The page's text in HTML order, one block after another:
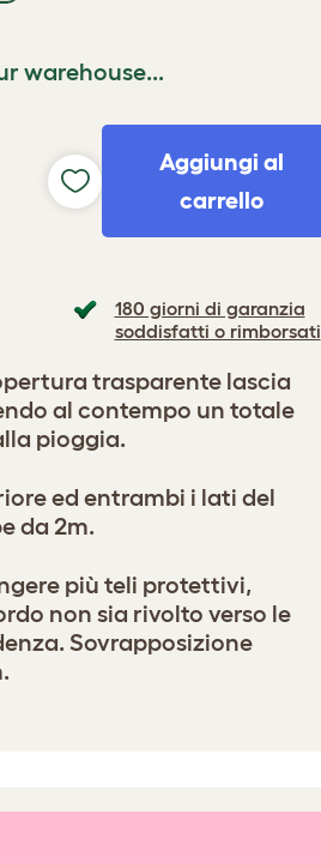
warehouse...
Aggiungi al
carrello
180 giorni di garanzia
soddisfatti o rimborsati
trasparente lascia
al contempo un totale
pioggia.
ed entrambi i lati del
da 2m.
più teli protettivi,
non sia rivolto verso le
Sovrapposizione